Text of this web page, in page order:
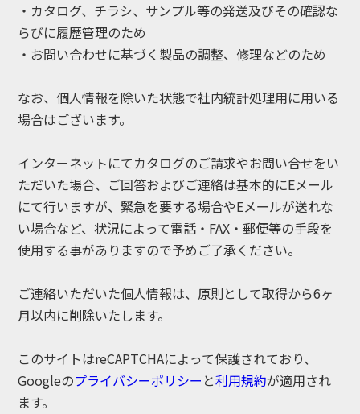
・カタログ、チラシ、サンプル等の発送及びその確認な
らびに履歴管理のため
・お問い合わせに基づく製品の調整、修理などのため
なお、個人情報を除いた状態で社内統計処理用に用いる
場合はございます。
インターネットにてカタログのご請求やお問い合せをい
ただいた場合、ご回答およびご連絡は基本的にEメール
にて行いますが、緊急を要する場合やEメールが送れな
い場合など、状況によって電話・FAX・郵便等の手段を
使用する事がありますので予めご了承ください。
ご連絡いただいた個人情報は、原則として取得から6ヶ
月以内に削除いたします。
このサイトはreCAPTCHAによって保護されており、
Googleのプライバシーポリシー と利用規約が適用され
ます。